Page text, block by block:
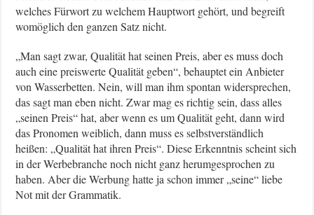
welches Fürwort zu welchem Hauptwort gehört, und begreift
womöglich den ganzen Satz nicht.
„Man sagt zwar, Qualität hat seinen Preis, aber es muss doch
auch eine preiswerte Qualität geben“, behauptet ein Anbieter
von Wasserbetten. Nein, will man ihm spontan widersprechen,
das sagt man eben nicht. Zwar mag es richtig sein, dass alles
„seinen Preis“ hat, aber wenn es um Qualität geht, dann wird
das Pronomen weiblich, dann muss es selbstverständlich
heißen: „Qualität hat ihren Preis“. Diese Erkenntnis scheint sich
in der Werbebranche noch nicht ganz herumgesprochen zu
haben. Aber die Werbung hatte ja schon immer „seine“ liebe
Not mit der Grammatik.